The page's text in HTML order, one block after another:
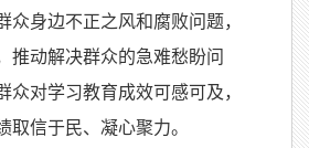
众身边不正之风和腐败问题，
推动解决群众的急难愁盼问
众对学习教育成效可感可及，
取信于民、凝心聚力。